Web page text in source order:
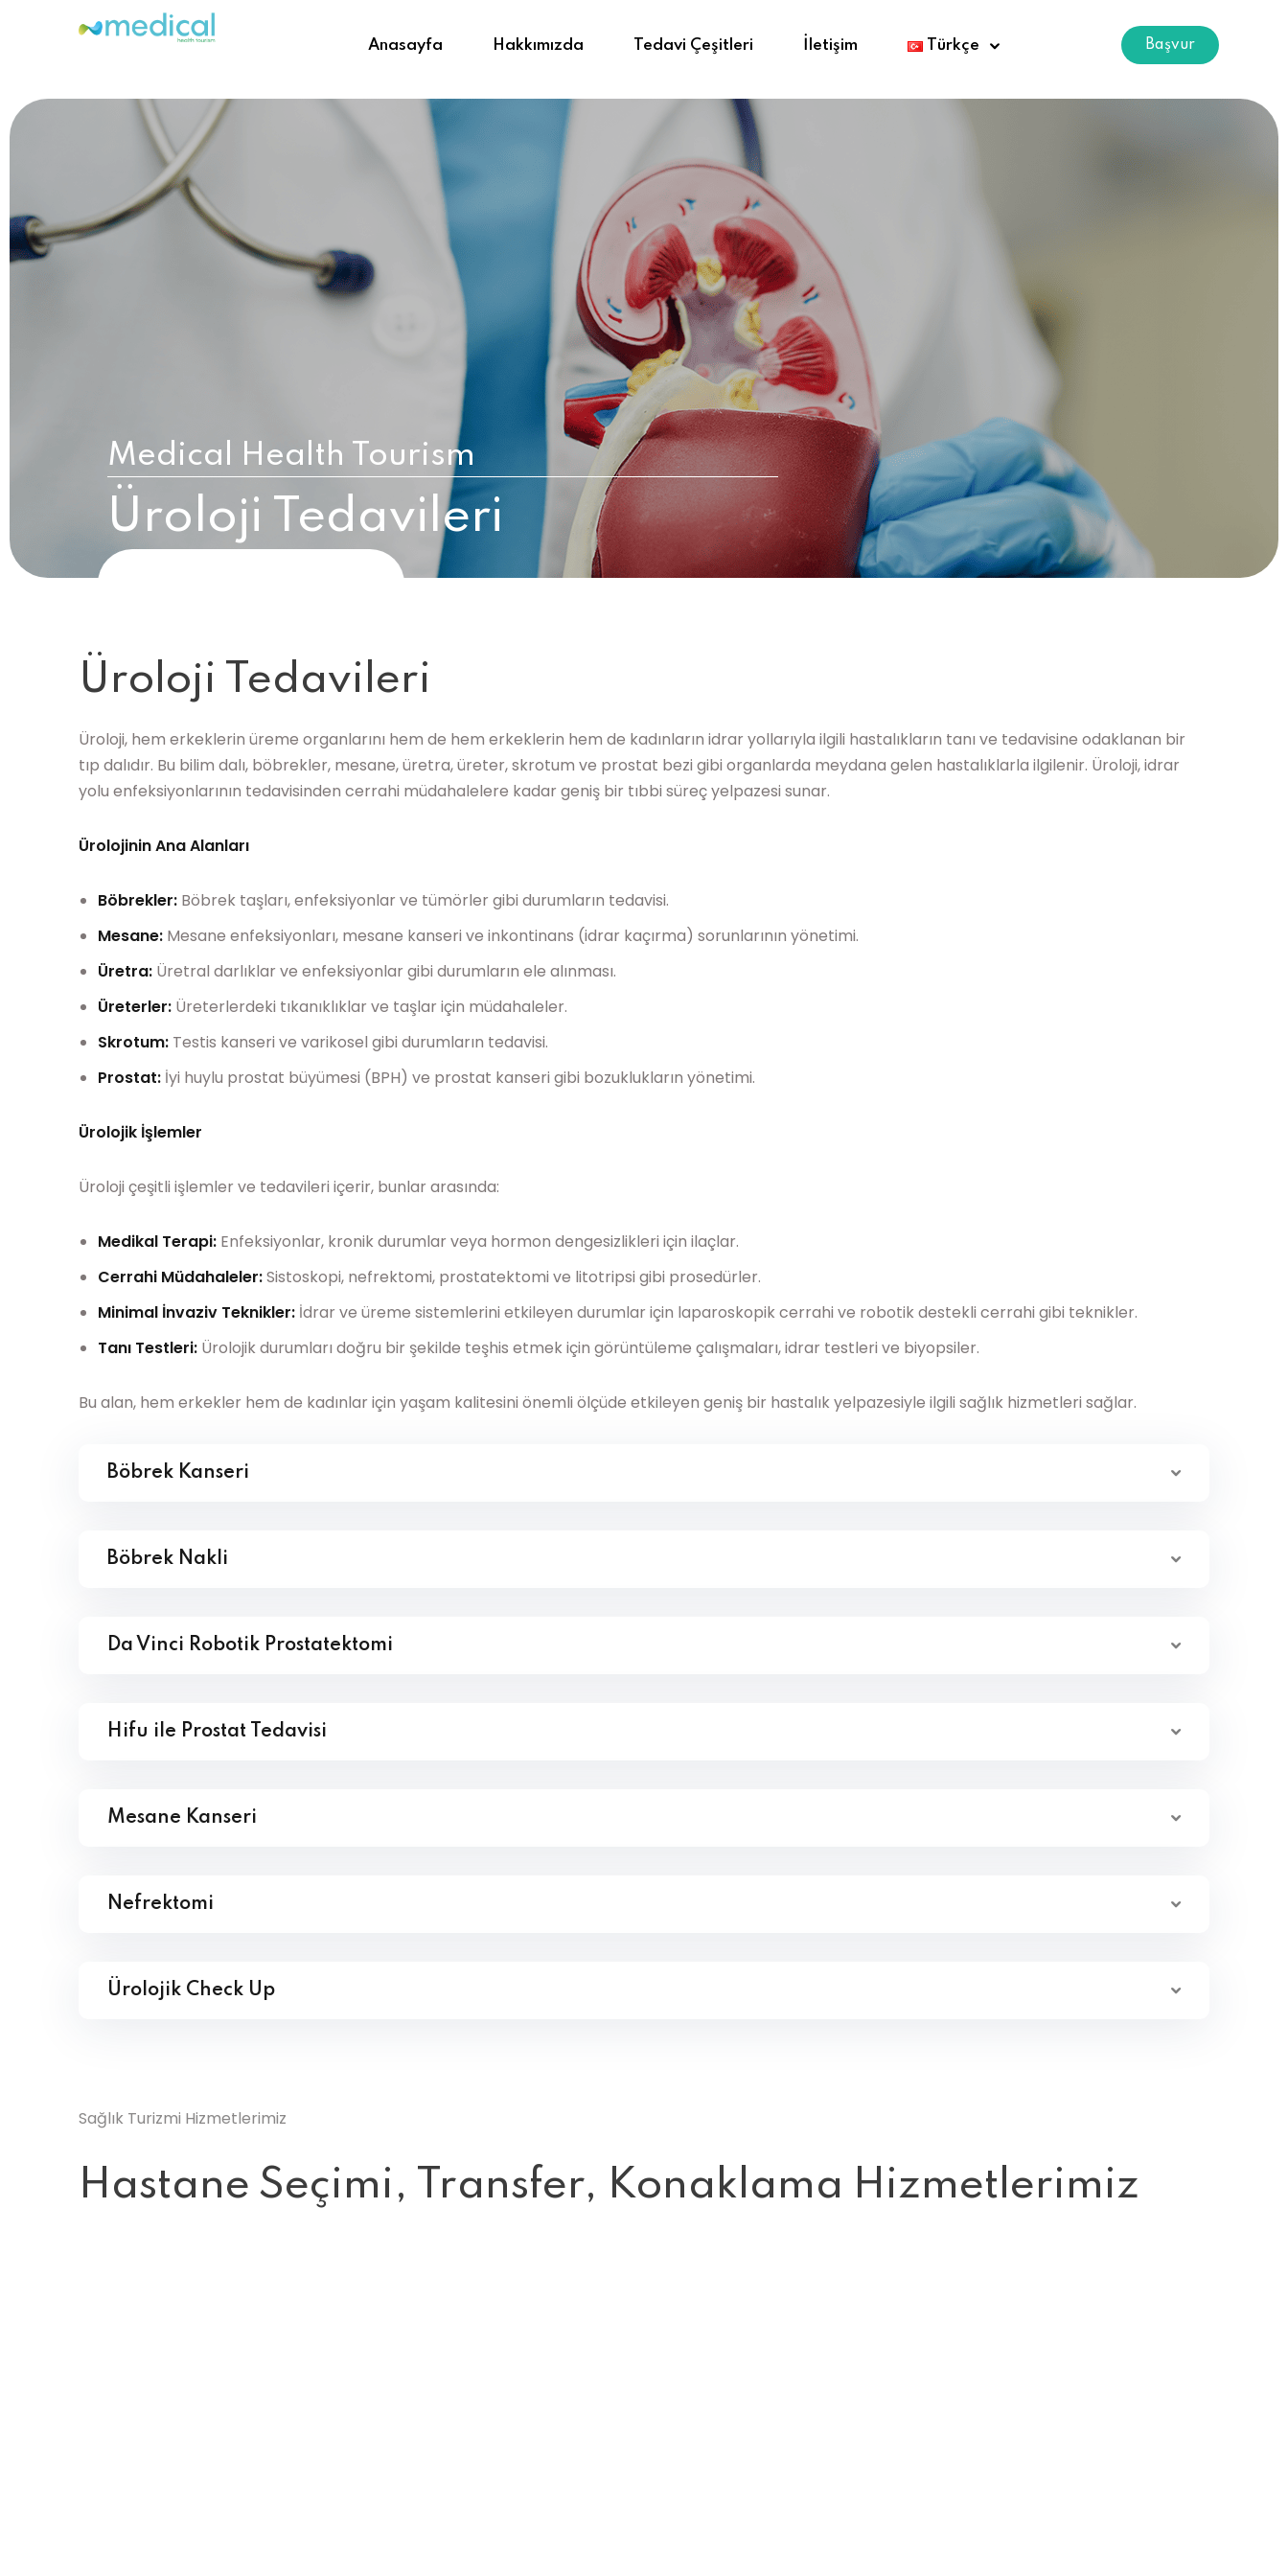
Anasayfa Hakkımızda Tedavi Çeşitleri İletişim Türkçe Başvur
Medical Health Tourism
Üroloji Tedavileri
Üroloji Tedavileri
Üroloji, hem erkeklerin üreme organlarını hem de hem erkeklerin hem de kadınların idrar yollarıyla ilgili hastalıkların tanı ve tedavisine odaklanan bir
tıp dalıdır. Bu bilim dalı, böbrekler, mesane, üretra, üreter, skrotum ve prostat bezi gibi organlarda meydana gelen hastalıklarla ilgilenir. Üroloji, idrar
yolu enfeksiyonlarının tedavisinden cerrahi müdahalelere kadar geniş bir tıbbi süreç yelpazesi sunar.
Ürolojinin Ana Alanları
Böbrekler: Böbrek taşları, enfeksiyonlar ve tümörler gibi durumların tedavisi.
Mesane: Mesane enfeksiyonları, mesane kanseri ve inkontinans (idrar kaçırma) sorunlarının yönetimi.
Üretra: Üretral darlıklar ve enfeksiyonlar gibi durumların ele alınması.
Üreterler: Üreterlerdeki tıkanıklıklar ve taşlar için müdahaleler.
Skrotum: Testis kanseri ve varikosel gibi durumların tedavisi.
Prostat: İyi huylu prostat büyümesi (BPH) ve prostat kanseri gibi bozuklukların yönetimi.
Ürolojik İşlemler
Üroloji çeşitli işlemler ve tedavileri içerir, bunlar arasında:
Medikal Terapi: Enfeksiyonlar, kronik durumlar veya hormon dengesizlikleri için ilaçlar.
Cerrahi Müdahaleler:Sistoskopi, nefrektomi, prostatektomi ve litotripsi gibi prosedürler.
Minimal İnvaziv Teknikler: İdrar ve üreme sistemlerini etkileyen durumlar için laparoskopik cerrahi ve robotik destekli cerrahi gibi teknikler.
Tanı Testleri: Ürolojik durumları doğru bir şekilde teşhis etmek için görüntüleme çalışmaları, idrar testleri ve biyopsiler.
Bu alan, hem erkekler hem de kadınlar için yaşam kalitesini önemli ölçüde etkileyen geniş bir hastalık yelpazesiyle ilgili sağlık hizmetleri sağlar.
Böbrek Kanseri
Böbrek Nakli
Da Vinci Robotik Prostatektomi
Hifu ile Prostat Tedavisi
Mesane Kanseri
Nefrektomi
Ürolojik Check Up
Sağlık Turizmi Hizmetlerimiz
Hastane Seçimi, Transfer, Konaklama Hizmetlerimiz
Sign in Sign up
Sign in
Don’t have an account?Sign up
Remember me Lost your password?